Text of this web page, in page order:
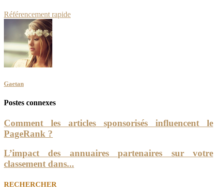
Référencement rapide
Gaetan
Postes connexes
Comment les articles sponsorisés influencent le
PageRank ?
L’impact des annuaires partenaires sur votre
classement dans...
RECHERCHER